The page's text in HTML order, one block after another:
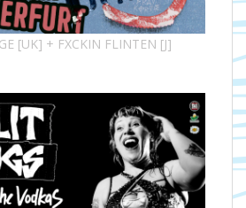
[UK] + FXCKIN FLINTEN [J]